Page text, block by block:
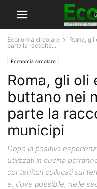
Economia circolare
Roma, gli
parte la raccolta...
Economia circolare
Roma, gli oli
buttano nei
parte la
municipi
Dopo la positiva
utilizzati in cucina
contenitori collocati sul
e, dove possibile, nelle